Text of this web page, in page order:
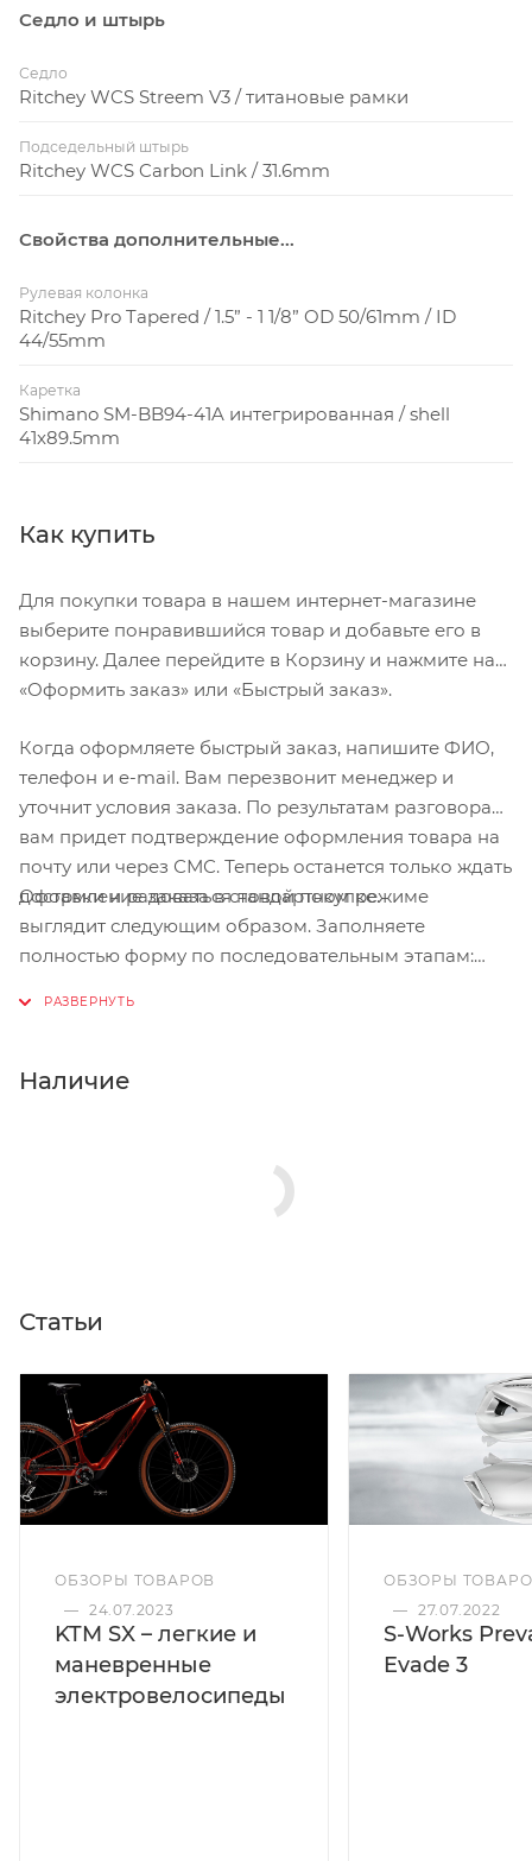
Седло и штырь
Седло
Ritchey WCS Streem V3 / титановые рамки
Подседельный штырь
Ritchey WCS Carbon Link / 31.6mm
Свойства дополнительные...
Рулевая колонка
Ritchey Pro Tapered / 1.5” - 1 1/8” OD 50/61mm / ID
44/55mm
Каретка
Shimano SM-BB94-41A интегрированная / shell
41x89.5mm
Как купить
Для покупки товара в нашем интернет-магазине
выберите понравившийся товар и добавьте его в
корзину. Далее перейдите в Корзину и нажмите на
«Оформить заказ» или «Быстрый заказ».
Когда оформляете быстрый заказ, напишите ФИО,
телефон и e-mail. Вам перезвонит менеджер и
уточнит условия заказа. По результатам разговора
вам придет подтверждение оформления товара на
почту или через СМС. Теперь останется только ждать
доставки и радоваться новой покупке.
Оформление заказа в стандартном режиме
выглядит следующим образом. Заполняете
полностью форму по последовательным этапам:
Нажмите кнопку «Оформить заказ».
Наличие
Статьи
ОБЗОРЫ ТОВАРОВ
— 24.07.2023
KTM SX – легкие и
маневренные
электровелосипеды
ОБЗОРЫ
— 27.07.2022
S-Works
Evade 3